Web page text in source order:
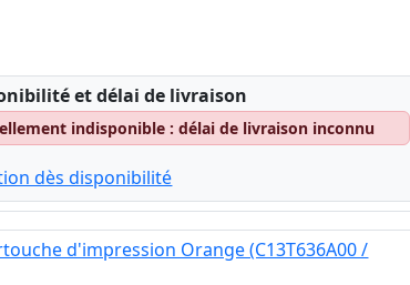
et délai de livraison
indisponible : délai de livraison inconnu
dès disponibilité
d'impression Orange (C13T636A00 /